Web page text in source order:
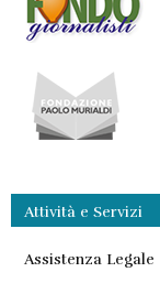
Attività e Servizi
Assistenza Legale